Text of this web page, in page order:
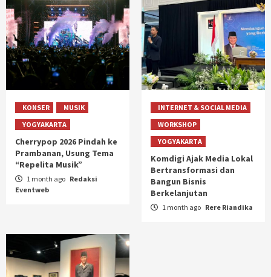
KONSER
MUSIK
YOGYAKARTA
Cherrypop 2026 Pindah ke
Prambanan, Usung Tema
“Repelita Musik”
1 month ago Redaksi
Eventweb
INTERNET & SOCIAL MEDIA
WORKSHOP
YOGYAKARTA
Komdigi Ajak Media Lokal
Bertransformasi dan
Bangun Bisnis
Berkelanjutan
1 month ago Rere Riandika